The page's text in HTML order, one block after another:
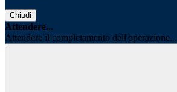
Chiudi
Attendere...
Attendere il completamento dell'operazione...